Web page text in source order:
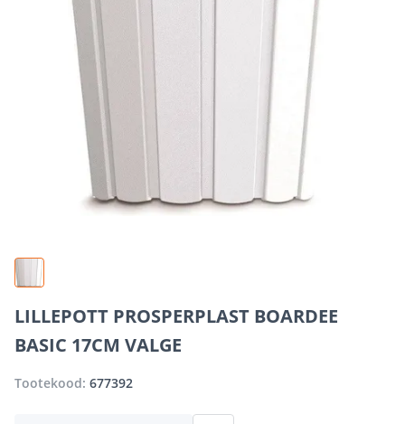
LILLEPOTT PROSPERPLAST BOARDEE
BASIC 17CM VALGE
Tootekood: 677392